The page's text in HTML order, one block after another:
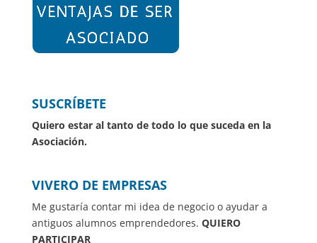
SUSCRÍBETE
Quiero estar al tanto de todo lo que suceda en la
Asociación.
VIVERO DE EMPRESAS
Me gustaría contar mi idea de negocio o ayudar a
antiguos alumnos emprendedores. QUIERO
PARTICIPAR